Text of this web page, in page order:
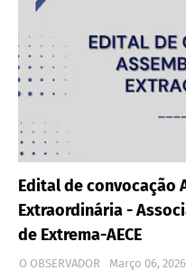
Edital de convocação
Extraordinária -
de Extrema-AECE
O OBSERVADOR
Março 06, 2026